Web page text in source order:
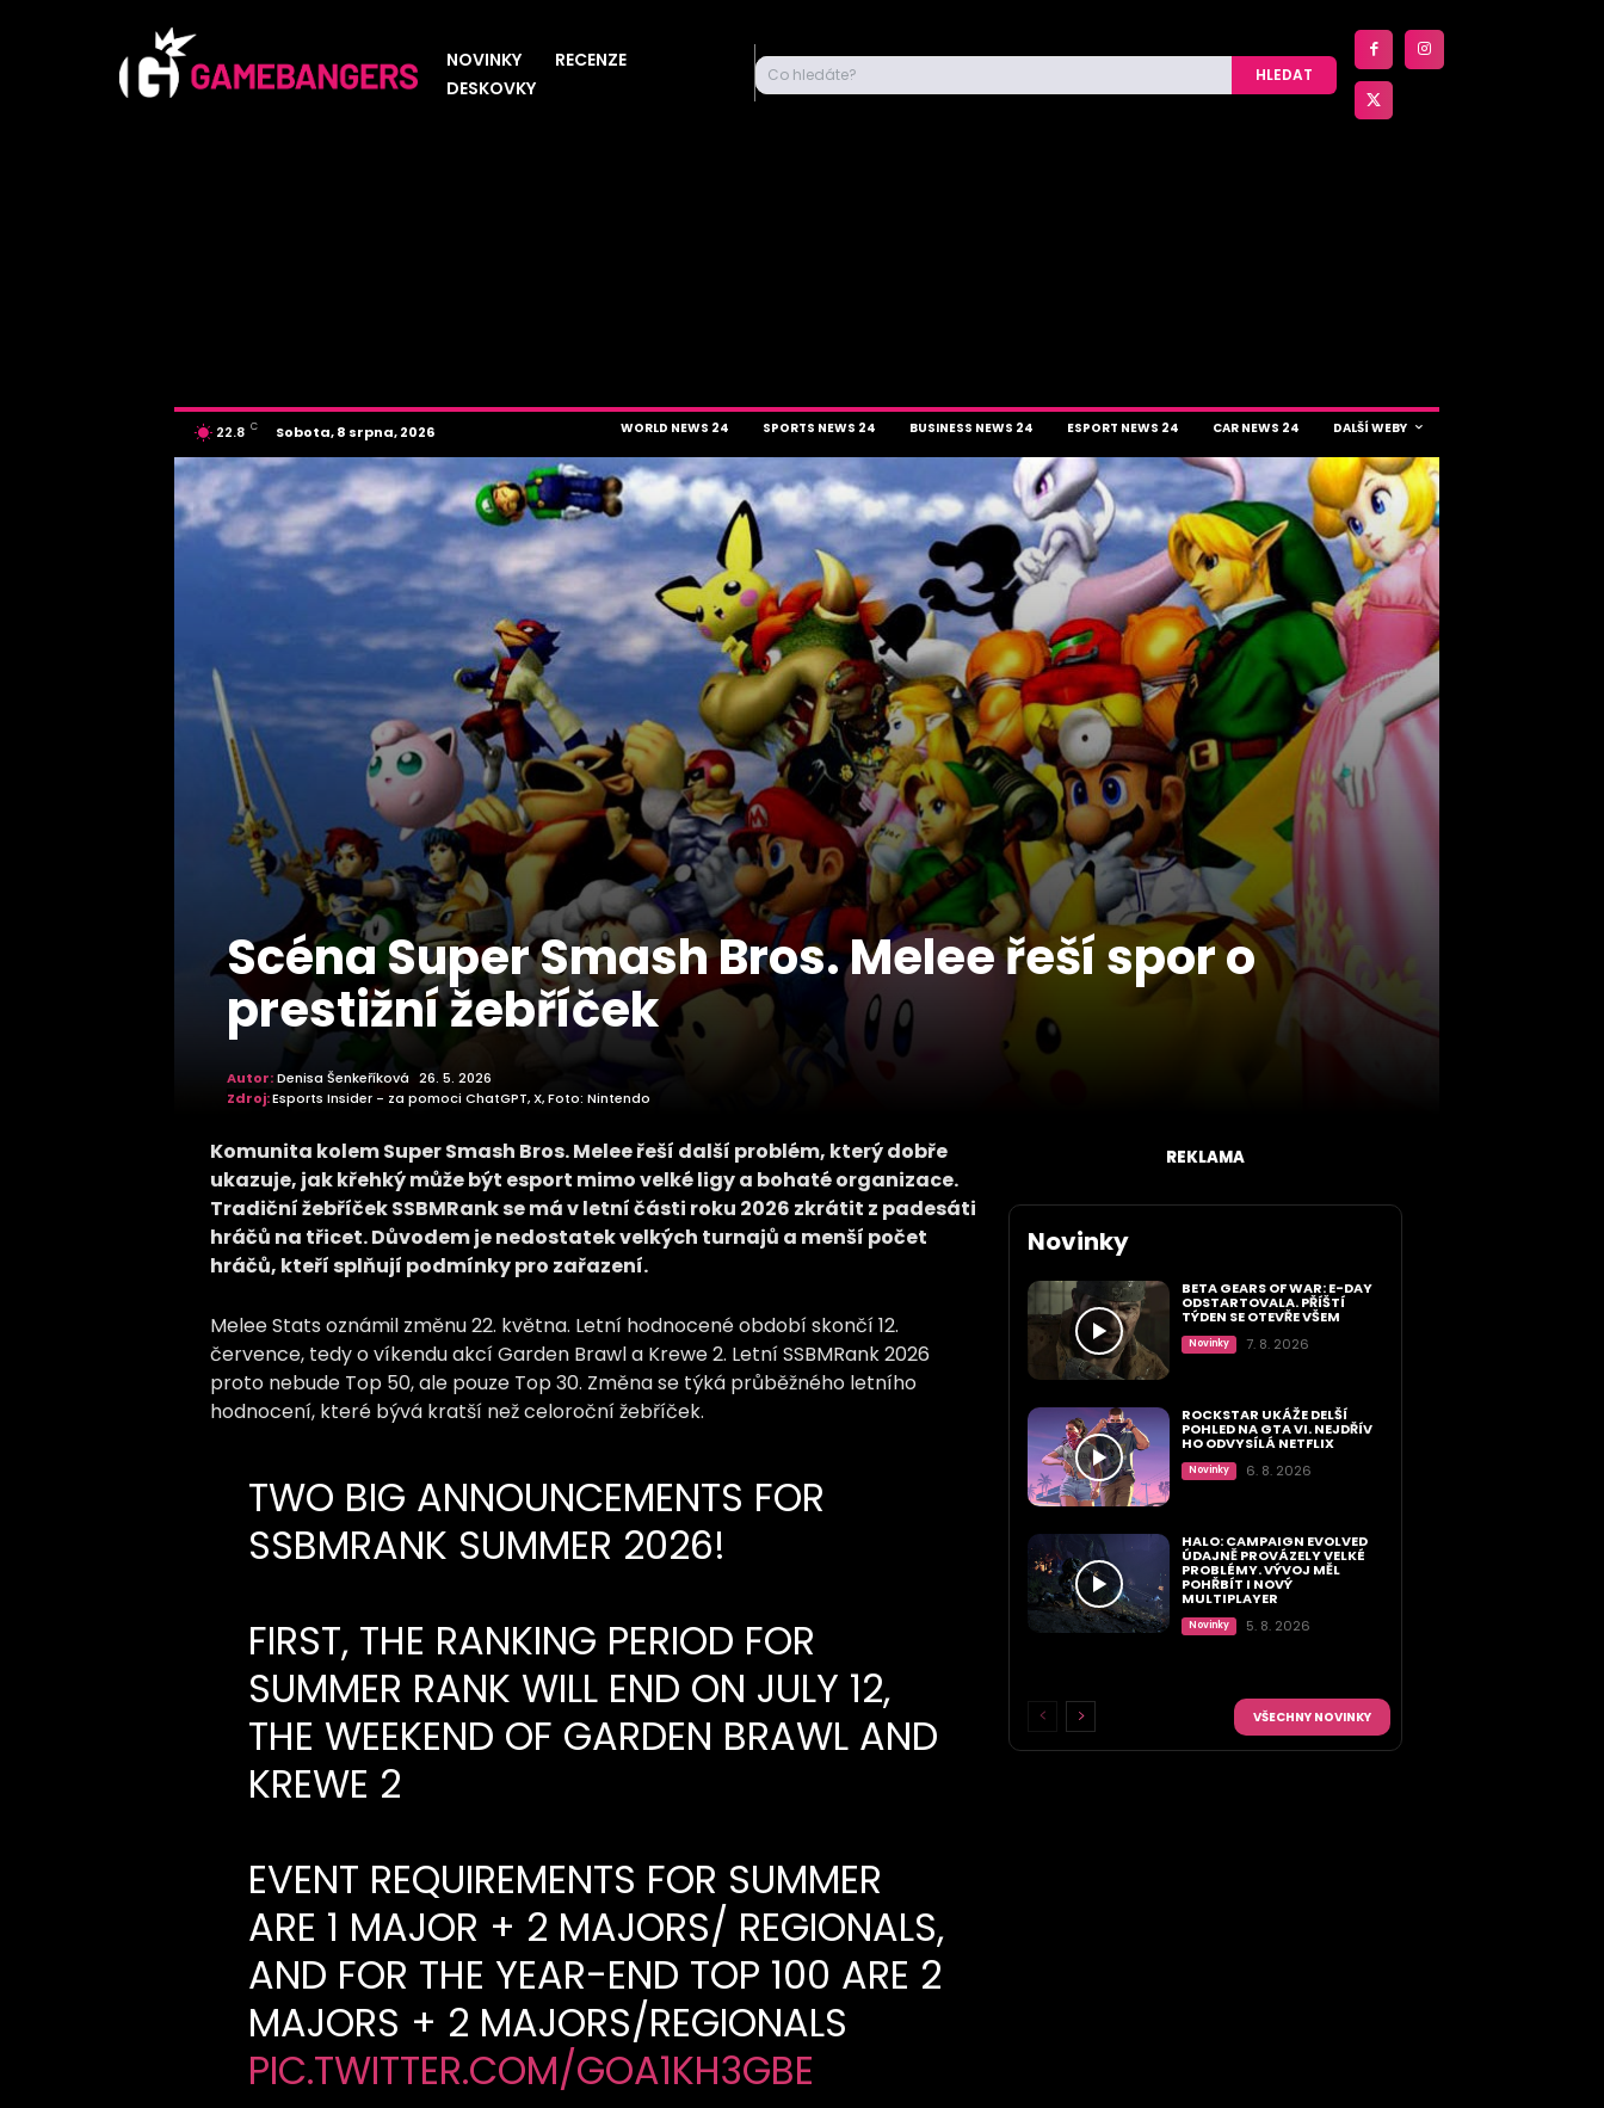
NOVINKY
RECENZE
DESKOVKY
Co hledáte? HLEDAT
22.8 C Czech
Sobota, 8 srpna, 2026 WORLD NEWS 24 SPORTS NEWS 24 BUSINESS NEWS 24 ESPORT NEWS 24 CAR NEWS 24 DALŠÍ WEBY
Scéna Super Smash Bros. Melee řeší spor o
prestižní žebříček
Autor:Denisa Šenkeříková 26. 5. 2026
Zdroj:Esports Insider - za pomoci ChatGPT, X, Foto: Nintendo
Komunita kolem Super Smash Bros. Melee řeší další problém, který dobře
ukazuje, jak křehký může být esport mimo velké ligy a bohaté organizace.
Tradiční žebříček SSBMRank se má v letní části roku 2026 zkrátit z padesáti
hráčů na třicet. Důvodem je nedostatek velkých turnajů a menší počet
hráčů, kteří splňují podmínky pro zařazení.
Melee Stats oznámil změnu 22. května. Letní hodnocené období skončí 12.
července, tedy o víkendu akcí Garden Brawl a Krewe 2. Letní SSBMRank 2026
proto nebude Top 50, ale pouze Top 30. Změna se týká průběžného letního
hodnocení, které bývá kratší než celoroční žebříček.
TWO BIG ANNOUNCEMENTS FOR
SSBMRANK SUMMER 2026!
FIRST, THE RANKING PERIOD FOR
SUMMER RANK WILL END ON JULY 12,
THE WEEKEND OF GARDEN BRAWL AND
KREWE 2
EVENT REQUIREMENTS FOR SUMMER
ARE 1 MAJOR + 2 MAJORS/ REGIONALS,
AND FOR THE YEAR-END TOP 100 ARE 2
MAJORS + 2 MAJORS/REGIONALS
PIC.TWITTER.COM/GOA1KH3GBE
REKLAMA
Novinky
BETA GEARS OF WAR: E-DAY
ODSTARTOVALA. PŘÍŠTÍ
TÝDEN SE OTEVŘE VŠEM
Novinky 7. 8. 2026
ROCKSTAR UKÁŽE DELŠÍ
POHLED NA GTA VI. NEJDŘÍV
HO ODVYSÍLÁ NETFLIX
Novinky 6. 8. 2026
HALO: CAMPAIGN EVOLVED
ÚDAJNĚ PROVÁZELY VELKÉ
PROBLÉMY. VÝVOJ MĚL
POHŘBÍT I NOVÝ
MULTIPLAYER
Novinky 5. 8. 2026
VŠECHNY NOVINKY